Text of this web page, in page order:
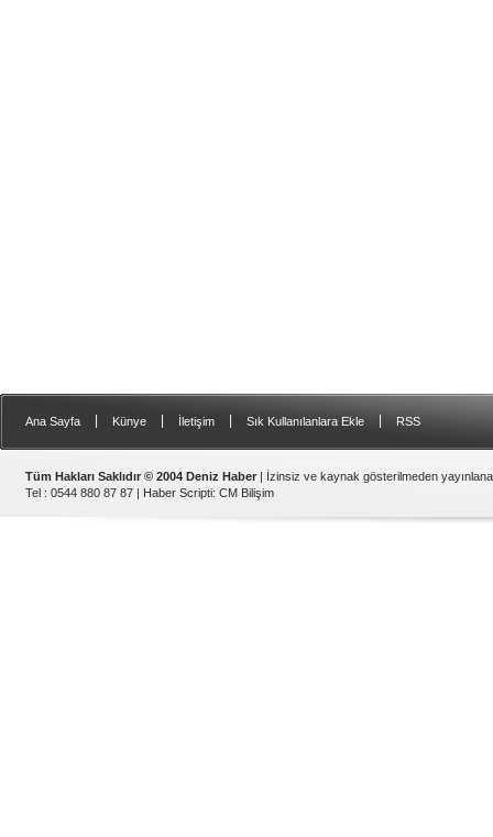
Ana Sayfa Künye İletişim Sık Kullanılanlara Ekle RSS
Tüm Hakları Saklıdır © 2004 Deniz Haber | İzinsiz ve kaynak gösterilmeden
Tel : 0544 880 87 87 | Haber Scripti: CM Bilişim